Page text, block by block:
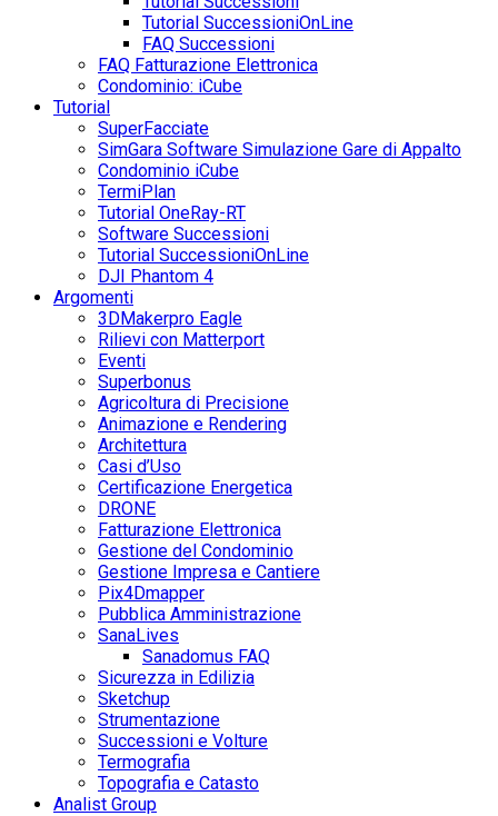
Tutorial SuccessioniOnLine
FAQ Successioni
FAQ Fatturazione Elettronica
Condominio: iCube
Tutorial
SuperFacciate
SimGara Software Simulazione Gare di Appalto
Condominio iCube
TermiPlan
Tutorial OneRay-RT
Software Successioni
Tutorial SuccessioniOnLine
DJI Phantom 4
Argomenti
3DMakerpro Eagle
Rilievi con Matterport
Eventi
Superbonus
Agricoltura di Precisione
Animazione e Rendering
Architettura
Casi d’Uso
Certificazione Energetica
DRONE
Fatturazione Elettronica
Gestione del Condominio
Gestione Impresa e Cantiere
Pix4Dmapper
Pubblica Amministrazione
SanaLives
Sanadomus FAQ
Sicurezza in Edilizia
Sketchup
Strumentazione
Successioni e Volture
Termografia
Topografia e Catasto
Analist Group